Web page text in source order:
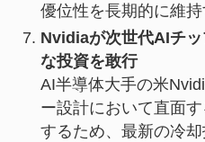
優位性を長期的に維持
Nvidiaが次世代AIチ
な投資を敢行
AI半導体大手の米
ー設計において直面
するため、最新の冷